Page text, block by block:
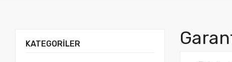
KATEGORILER